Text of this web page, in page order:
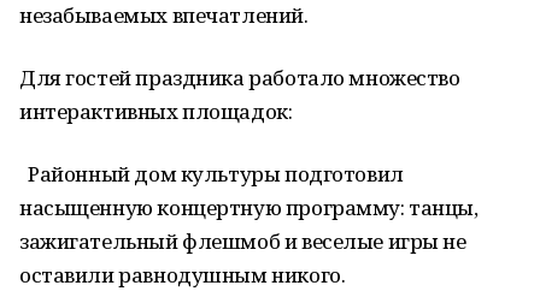
незабываемых впечатлений.
Для гостей праздника работало множество
интерактивных площадок:
Районный дом культуры подготовил
насыщенную концертную программу: танцы,
зажигательный флешмоб и веселые игры не
оставили равнодушным никого.